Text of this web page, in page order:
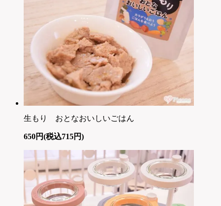
生もり おとなおいしいごはん
650円(税込715円)